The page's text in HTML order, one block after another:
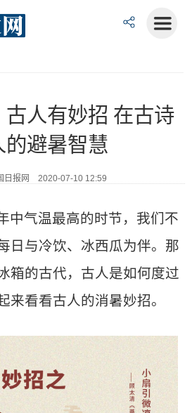
人有妙招 在古诗
避暑智慧
日报网 2020-07-10 12:59
中气温最高的时节，我们不
日与冷饮、冰西瓜为伴。那
箱的古代，古人是如何度过
来看看古人的消暑妙招。